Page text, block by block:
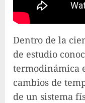
Dentro de la
de estudio
termodinámica
cambios de
de un sistema